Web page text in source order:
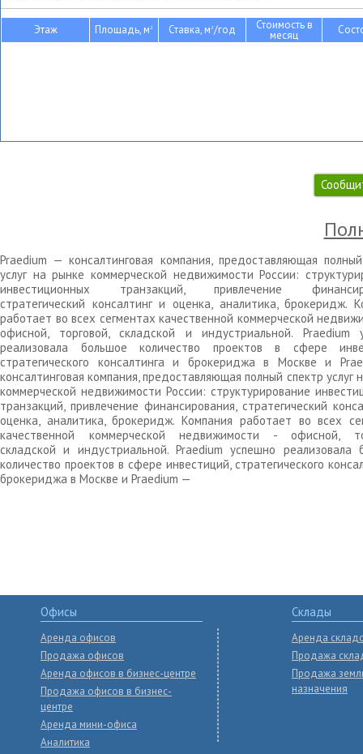
Этаж Площадь, м2 Ставка, м2/год Стоимость в
месяц
Praedium — консалтинговая компания, предоставляющая
услуг на рынке коммерческой недвижимости России:
инвестиционных транзакций, привлечение
стратегический консалтинг и оценка, аналитика, брокеридж.
работает во всех сегментах качественной коммерческой
офисной, торговой, складской и индустриальной. Praedium
реализовала большое количество проектов в сфере
стратегического консалтинга и брокериджа в Москве и
консалтинговая компания, предоставляющая полный спектр услуг
коммерческой недвижимости России: структурирование
транзакций, привлечение финансирования, стратегический
оценка, аналитика, брокеридж. Компания работает во всех
качественной коммерческой недвижимости - офисной,
складской и индустриальной. Praedium успешно реализовала
количество проектов в сфере инвестиций, стратегического
брокериджа в Москве и Praedium —
Офисы
Аренда офисов
Продажа офисов
Аренда офисов в бизнес-центре
Продажа офисов в бизнес-
центре
Аренда мини-офиса
Аналитика
Склады
Аренда
Продажа
Продажа
назначения